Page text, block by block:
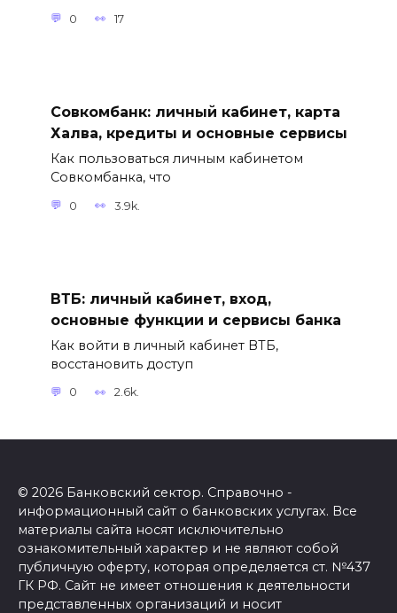
0 17
Совкомбанк: личный кабинет, карта
Халва, кредиты и основные сервисы
Как пользоваться личным кабинетом
Совкомбанка, что
0 3.9k.
ВТБ: личный кабинет, вход,
основные функции и сервисы банка
Как войти в личный кабинет ВТБ,
восстановить доступ
0 2.6k.
© 2026 Банковский сектор. Справочно -
информационный сайт о банковских услугах. Все
материалы сайта носят исключительно
ознакомительный характер и не являют собой
публичную оферту, которая определяется ст. №437
ГК РФ. Сайт не имеет отношения к деятельности
представленных организаций и носит